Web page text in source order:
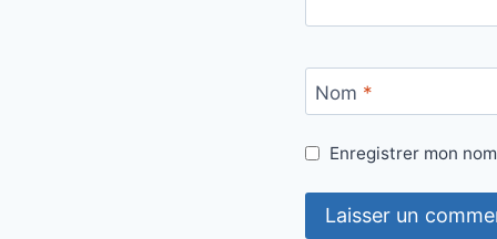
Nom *
Enregistrer mon